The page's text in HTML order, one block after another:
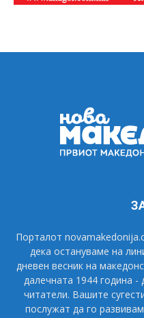
Порталот
дека остануваме на
дневен весник на
далечната 1944 година
читатели. Вашите
послужат да го